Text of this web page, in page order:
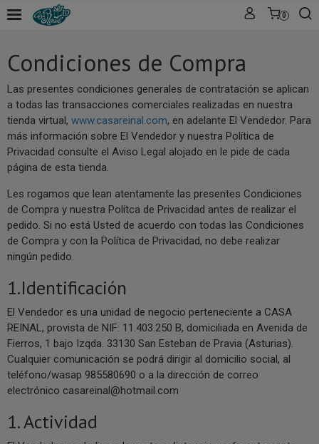
0
Condiciones de Compra
Las presentes condiciones generales de contratación se aplican
a todas las transacciones comerciales realizadas en nuestra
tienda virtual, www.casareinal.com, en adelante El Vendedor. Para
más información sobre El Vendedor y nuestra Política de
Privacidad consulte el Aviso Legal alojado en le pide de cada
página de esta tienda.
Les rogamos que lean atentamente las presentes Condiciones
de Compra y nuestra Polítca de Privacidad antes de realizar el
pedido. Si no está Usted de acuerdo con todas las Condiciones
de Compra y con la Política de Privacidad, no debe realizar
ningún pedido.
1.Identificación
El Vendedor es una unidad de negocio perteneciente a CASA
REINAL, provista de NIF: 11.403.250 B, domiciliada en Avenida de
Fierros, 1 bajo Izqda. 33130 San Esteban de Pravia (Asturias).
Cualquier comunicación se podrá dirigir al domicilio social, al
teléfono/wasap 985580690 o a la dirección de correo
electrónico casareinal@hotmail.com
1. Actividad